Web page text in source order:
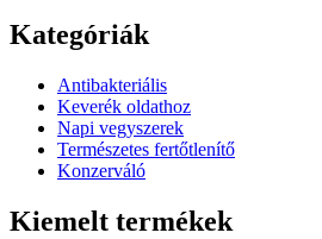
Kategóriák
Antibakteriális
Keverék oldathoz
Napi vegyszerek
Természetes fertőtlenítő
Konzerváló
Kiemelt termékek